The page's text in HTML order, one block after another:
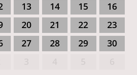
13 14 15
16
20 21 22
23
27 28 29
30